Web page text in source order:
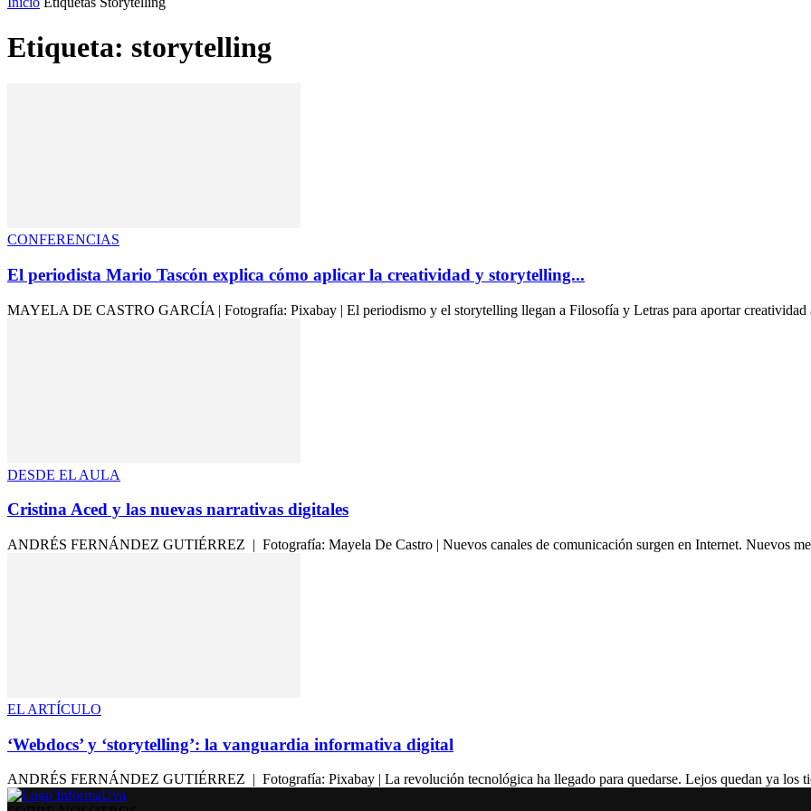
Etiqueta: storytelling
CONFERENCIAS
El periodista Mario Tascón explica cómo aplicar la creatividad y storytelling...
MAYELA DE CASTRO GARCÍA | Fotografía: Pixabay | El periodismo y el storytelling llegan a Filosofía y Letras para aportar creatividad
DESDE EL AULA
Cristina Aced y las nuevas narrativas digitales
ANDRÉS FERNÁNDEZ GUTIÉRREZ | Fotografía: Mayela De Castro | Nuevos canales de comunicación surgen en Internet. Nuevos
EL ARTÍCULO
‘Webdocs’ y ‘storytelling’: la vanguardia informativa digital
ANDRÉS FERNÁNDEZ GUTIÉRREZ | Fotografía: Pixabay | La revolución tecnológica ha llegado para quedarse. Lejos quedan ya los